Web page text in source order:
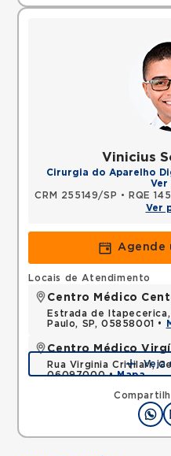
Vinicius
Cirurgia do Aparelho
Ver
CRM 255149/SP • RQE
Ver
Agende
Locais de Atendimento
Centro Médico
Estrada de
Paulo, SP, 05858001 •
Centro Médico
Rua Virginia Crivilari,
06097000 •Mapa
Veja